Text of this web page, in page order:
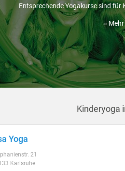
Entsprechende Yogakurse sind für
»
Kinderyoga
Yoga
21
Karlsruhe